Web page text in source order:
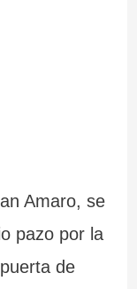
Amaro, se
pazo por la
de